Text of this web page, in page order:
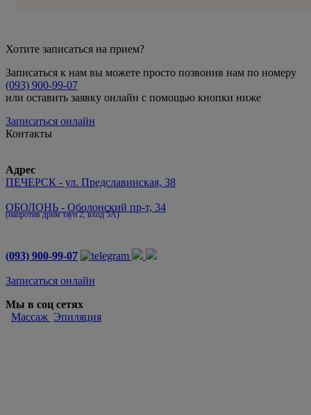
Хотите записаться на прием?
Записаться к нам вы можете просто позвонив нам по номеру
(093) 900-99-07
или оставить заявку онлайн с помощью кнопки ниже
Записаться онлайн
Контакты
Адрес
ПЕЧЕРСК - ул. Предславинская, 38
ОБОЛОНЬ - Оболонский пр-т, 34
(напротив дрим таун 2, вход 5А)
(093) 900-99-07
Записаться онлайн
Мы в соц сетях
Массаж Эпиляция